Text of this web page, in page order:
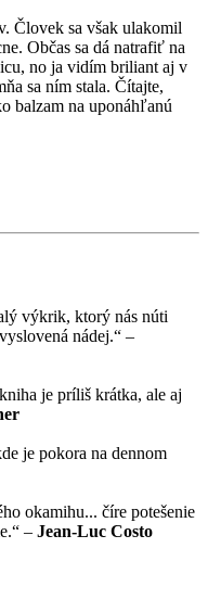
Človek sa však ulakomil
Občas sa dá natrafiť na
no ja vidím briliant aj v
sa ním stala. Čítajte,
balzam na uponáhľanú
výkrik, ktorý nás núti
nádej.“ –
je príliš krátka, ale aj
je pokora na dennom
okamihu... číre potešenie
– Jean-Luc Costo